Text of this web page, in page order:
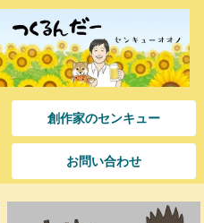
創作家のセンキュー
お問い合わせ